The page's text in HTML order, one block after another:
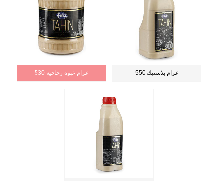
530 غرام عبوة زجاجية 550 غرام بلاستيك